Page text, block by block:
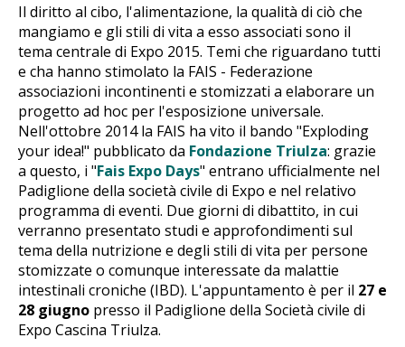
Il diritto al cibo, l'alimentazione, la qualità di ciò che
mangiamo e gli stili di vita a esso associati sono il
tema centrale di Expo 2015. Temi che riguardano tutti
e cha hanno stimolato la FAIS - Federazione
associazioni incontinenti e stomizzati a elaborare un
progetto ad hoc per l'esposizione universale.
Nell'ottobre 2014 la FAIS ha vito il bando "Exploding
your idea!" pubblicato da Fondazione Triulza: grazie
a questo, i "Fais Expo Days" entrano ufficialmente nel
Padiglione della società civile di Expo e nel relativo
programma di eventi. Due giorni di dibattito, in cui
verranno presentato studi e approfondimenti sul
tema della nutrizione e degli stili di vita per persone
stomizzate o comunque interessate da malattie
intestinali croniche (IBD). L'appuntamento è per il 27 e
28 giugno presso il Padiglione della Società civile di
Expo Cascina Triulza.